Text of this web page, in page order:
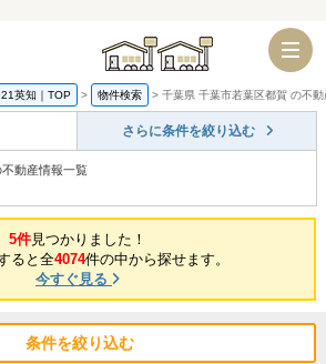
千葉店 船橋店
英知｜TOP 物件検索 千葉県 千葉市若葉区都賀 の不
さらに条件を絞り込む
動産情報一覧
5件見つかりました！
ると全4074件の中から探せます。
今すぐ見る
条件を絞り込む